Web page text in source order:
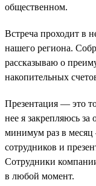
общественном.
Встреча проходит в
нашего региона.
рассказываю о
накопительных
Презентация — это
нее я закрепляюсь
минимум раз в
сотрудников и
Сотрудники
в любой момент.